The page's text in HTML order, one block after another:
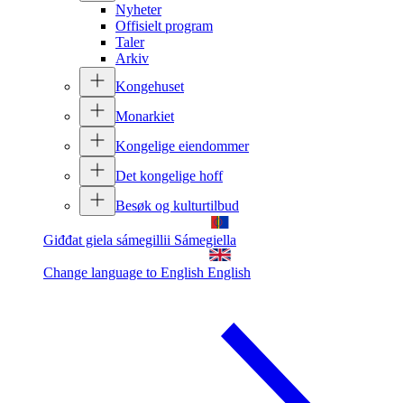
Nyheter
Offisielt program
Taler
Arkiv
Kongehuset
Monarkiet
Kongelige eiendommer
Det kongelige hoff
Besøk og kulturtilbud
Giđđat giela sámegillii Sámegiella
Change language to English English